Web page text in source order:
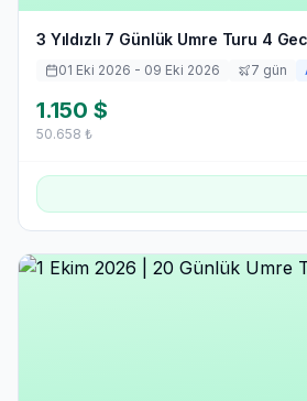
3 Yıldızlı 7 Günlük Umre Turu 4
01 Eki 2026 - 09 Eki 2026 7 gün
1.150 $
50.658 ₺